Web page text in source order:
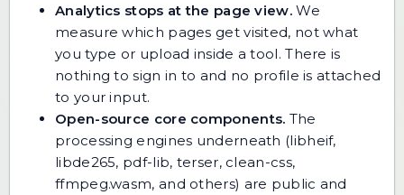
Analytics stops at the page view.We
measure which pages get visited, not what
you type or upload inside a tool. There is
nothing to sign in to and no profile is attached
to your input.
Open-source core components. The
processing engines underneath (libheif,
libde265, pdf-lib, terser, clean-css,
ffmpeg.wasm, and others) are public and